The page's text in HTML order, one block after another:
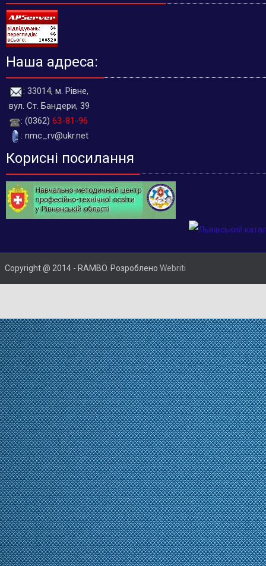
Наша адреса:
: 33014, м. Рівне,
вул. Ст. Бандери, 39
: (0362) 63-81-96
: nmc_rv@ukr.net
Корисні посилання
Copyright @ 2014 - RAMBO. Розроблено Webriti